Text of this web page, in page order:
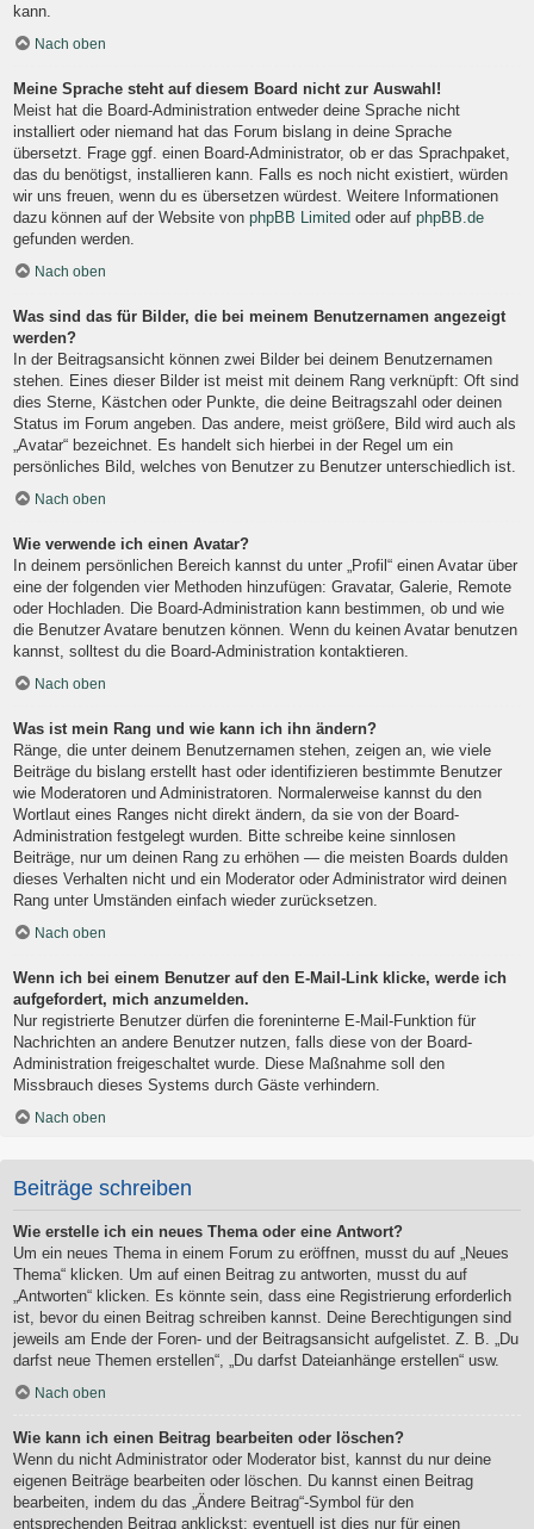
kann.
Nach oben
Meine Sprache steht auf diesem Board nicht zur Auswahl!
Meist hat die Board-Administration entweder deine Sprache nicht
installiert oder niemand hat das Forum bislang in deine Sprache
übersetzt. Frage ggf. einen Board-Administrator, ob er das Sprachpaket,
das du benötigst, installieren kann. Falls es noch nicht existiert, würden
wir uns freuen, wenn du es übersetzen würdest. Weitere Informationen
dazu können auf der Website von phpBB Limited oder auf phpBB.de
gefunden werden.
Nach oben
Was sind das für Bilder, die bei meinem Benutzernamen angezeigt
werden?
In der Beitragsansicht können zwei Bilder bei deinem Benutzernamen
stehen. Eines dieser Bilder ist meist mit deinem Rang verknüpft: Oft sind
dies Sterne, Kästchen oder Punkte, die deine Beitragszahl oder deinen
Status im Forum angeben. Das andere, meist größere, Bild wird auch als
„Avatar“ bezeichnet. Es handelt sich hierbei in der Regel um ein
persönliches Bild, welches von Benutzer zu Benutzer unterschiedlich ist.
Nach oben
Wie verwende ich einen Avatar?
In deinem persönlichen Bereich kannst du unter „Profil“ einen Avatar über
eine der folgenden vier Methoden hinzufügen: Gravatar, Galerie, Remote
oder Hochladen. Die Board-Administration kann bestimmen, ob und wie
die Benutzer Avatare benutzen können. Wenn du keinen Avatar benutzen
kannst, solltest du die Board-Administration kontaktieren.
Nach oben
Was ist mein Rang und wie kann ich ihn ändern?
Ränge, die unter deinem Benutzernamen stehen, zeigen an, wie viele
Beiträge du bislang erstellt hast oder identifizieren bestimmte Benutzer
wie Moderatoren und Administratoren. Normalerweise kannst du den
Wortlaut eines Ranges nicht direkt ändern, da sie von der Board-
Administration festgelegt wurden. Bitte schreibe keine sinnlosen
Beiträge, nur um deinen Rang zu erhöhen — die meisten Boards dulden
dieses Verhalten nicht und ein Moderator oder Administrator wird deinen
Rang unter Umständen einfach wieder zurücksetzen.
Nach oben
Wenn ich bei einem Benutzer auf den E-Mail-Link klicke, werde ich
aufgefordert, mich anzumelden.
Nur registrierte Benutzer dürfen die foreninterne E-Mail-Funktion für
Nachrichten an andere Benutzer nutzen, falls diese von der Board-
Administration freigeschaltet wurde. Diese Maßnahme soll den
Missbrauch dieses Systems durch Gäste verhindern.
Nach oben
Beiträge schreiben
Wie erstelle ich ein neues Thema oder eine Antwort?
Um ein neues Thema in einem Forum zu eröffnen, musst du auf „Neues
Thema“ klicken. Um auf einen Beitrag zu antworten, musst du auf
„Antworten“ klicken. Es könnte sein, dass eine Registrierung erforderlich
ist, bevor du einen Beitrag schreiben kannst. Deine Berechtigungen sind
jeweils am Ende der Foren- und der Beitragsansicht aufgelistet. Z. B. „Du
darfst neue Themen erstellen“, „Du darfst Dateianhänge erstellen“ usw.
Nach oben
Wie kann ich einen Beitrag bearbeiten oder löschen?
Wenn du nicht Administrator oder Moderator bist, kannst du nur deine
eigenen Beiträge bearbeiten oder löschen. Du kannst einen Beitrag
bearbeiten, indem du das „Ändere Beitrag“-Symbol für den
entsprechenden Beitrag anklickst; eventuell ist dies nur für einen